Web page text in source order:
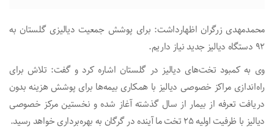
محمدمهدی زرگران اظهارداشت: برای پوشش جمعیت دیالیزی گلستان به
۹۲ دستگاه دیالیز جدید نیاز داریم.
وی به کمبود تخت‌های دیالیز در گلستان اشاره کرد و گفت: تلاش برای
راه‌اندازی مراکز خصوصی دیالیز با همکاری بیمه‌ها برای پوشش هزینه‌ بدون
دریافت تعرفه از بیمار از سال گذشته آغاز شده و نخستین مرکز خصوصی
دیالیز با ظرفیت اولیه ۲۵ تخت ما آینده در گرگان به بهره‌برداری خواهد رسید.